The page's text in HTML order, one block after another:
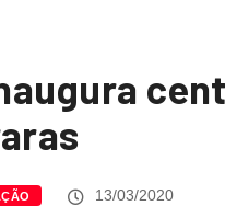
13/03/2020